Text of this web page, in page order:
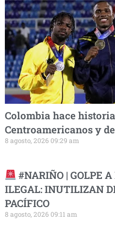
Colombia hace
Centroamericanos y
8 agosto, 2026 09:29 am
#NARIÑO | GOLPE
ILEGAL: INUTILIZAN
PACÍFICO
8 agosto, 2026 09:11 am